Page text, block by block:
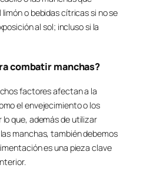
o bebidas cítricas si no se
al sol; incluso si la
combatir manchas?
factores afectan a la
el envejecimiento o los
que, además de utilizar
manchas, también debemos
es una pieza clave